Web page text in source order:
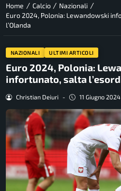
Home / Calcio / Nazionali /
Euro 2024, Polonia: Lewandowski
l’Olanda
NAZIONALI ULTIMI ARTICOLI
Euro 2024, Polonia:
infortunato, salta
Christian Deiuri - 11 Giugno 2024